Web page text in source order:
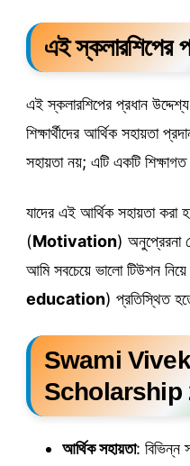
এই স্কলারশিপের
এই স্কলারশিপের প্রধান
শিক্ষার্থীদের আর্থিক সহায়তা
সহায়তা নয়; এটি একটি
যাদের এই আর্থিক সহায়তা করা
(Motivation) অনুপ্রেরনা
আমি সবচেয়ে ভালো টিউশন
education) প্রতিস্থিত
Swami
Scholarship
আর্থিক সহায়তা: বিভিন্ন